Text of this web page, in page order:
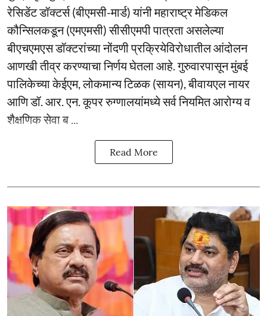
रेसिडेंट डॉक्टर्स (बीएमसी-मार्ड) यांनी महाराष्ट्र मेडिकल
कौन्सिलकडून (एमएमसी) सीसीएमपी पात्रता असलेल्या
बीएचएमएस डॉक्टरांच्या नोंदणी प्रक्रियेविरोधातील आंदोलन
आणखी तीव्र करण्याचा निर्णय घेतला आहे. गुरुवारपासून मुंबई
पालिकेच्या केईएम, लोकमान्य टिळक (सायन), बीवायएल नायर
आणि डॉ. आर. एन. कूपर रुग्णालयांमध्ये सर्व नियमित आरोग्य व
शैक्षणिक सेवा ब ...
Read More